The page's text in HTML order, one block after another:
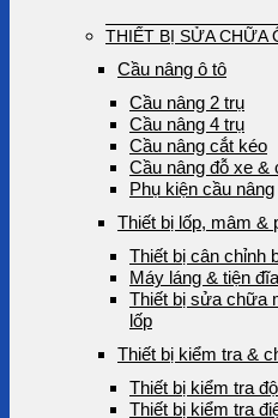
THIẾT BỊ SỬA CHỮA
Cầu nâng ô tô
Cầu nâng 2 trụ
Cầu nâng 4 trụ
Cầu nâng cắt kéo
Cầu nâng đỗ xe &
Phụ kiện cầu nâng
Thiết bị lốp, mâm &
Thiết bị cân chỉnh
Máy láng & tiện
Thiết bị sửa chữa
lốp
Thiết bị kiểm tra &
Thiết bị kiểm tra
Thiết bị kiểm tra